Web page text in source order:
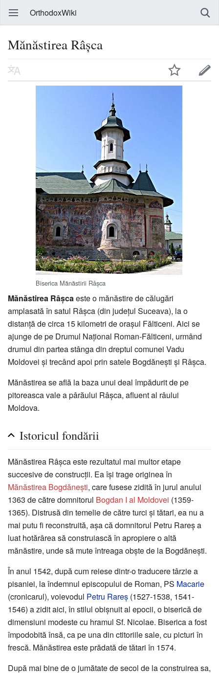
OrthodoxWiki
Mănăstirea Râșca
Biserica Mănăstirii Râșca
Mănăstirea Râșcaeste o mănăstire de călugări
amplasată în satul Râșca (din județul Suceava), la o
distanță de circa 15 kilometri de orașul Fălticeni. Aici se
ajunge de pe Drumul Național Roman-Fălticeni, urmând
drumul din partea stânga din dreptul comunei Vadu
Moldovei și trecând apoi prin satele Bogdănești și Râșca.
Mănăstirea se află la baza unui deal împădurit de pe
pitoreasca vale a pârăului Râșca, afluent al râului
Moldova.
Istoricul fondării
Mănăstirea Râșca este rezultatul mai multor etape
succesive de construcții. Ea își trage originea în
Mănăstirea Bogdănești, care fusese zidită în jurul anului
1363 de către domnitorul Bogdan I al Moldovei (1359-
1365). Distrusă din temelie de către turci și tătari, ea nu a
mai putu fi reconstruită, așa că domnitorul Petru Rareș a
luat hotărârea să construiască în apropiere o altă
mănăstire, unde să mute întreaga obște de la Bogdănești.
În anul 1542, după cum reiese dintr-o traducere târzie a
pisaniei, la îndemnul episcopului de Roman, PS Macarie
(cronicarul), voievodul Petru Rareș (1527-1538, 1541-
1546) a zidit aici, în stilul obișnuit al epocii, o biserică de
dimensiuni modeste cu hramul Sf. Nicolae. Biserica a fost
împodobită însă, ca pe una din ctitoriile sale, cu picturi în
frescă. Mănăstirea este prădată de tătari în 1574.
După mai bine de o jumătate de secol de la construirea sa,